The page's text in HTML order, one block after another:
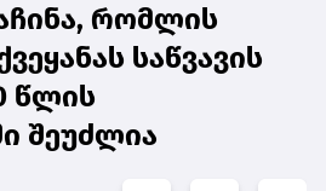
რომლის
საწვავის
წლის
შეუძლია